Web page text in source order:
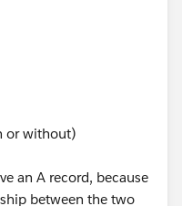
or without)
an A record, because
between the two